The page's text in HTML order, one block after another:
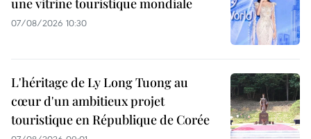
une vitrine touristique mondiale
07/08/2026 10:30
L'héritage de Ly Long Tuong au
cœur d'un ambitieux projet
touristique en République de Corée